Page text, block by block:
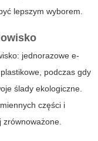
lepszym wyborem.
jednorazowe e-
podczas gdy
ślady ekologiczne.
części i